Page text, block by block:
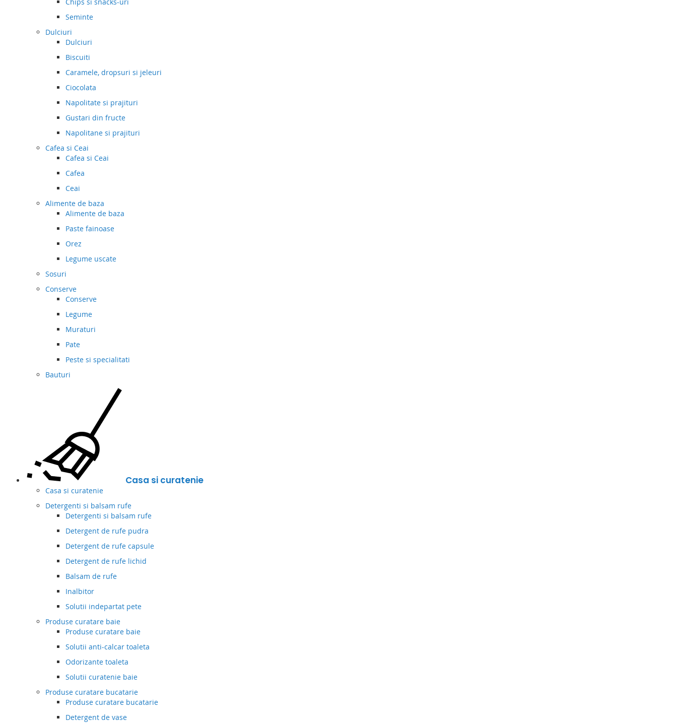
Chips si snacks-uri
Seminte
Dulciuri
Dulciuri
Biscuiti
Caramele, dropsuri si jeleuri
Ciocolata
Napolitate si prajituri
Gustari din fructe
Napolitane si prajituri
Cafea si Ceai
Cafea si Ceai
Cafea
Ceai
Alimente de baza
Alimente de baza
Paste fainoase
Orez
Legume uscate
Sosuri
Conserve
Conserve
Legume
Muraturi
Pate
Peste si specialitati
Bauturi
Casa si curatenie
Casa si curatenie
Detergenti si balsam rufe
Detergenti si balsam rufe
Detergent de rufe pudra
Detergent de rufe capsule
Detergent de rufe lichid
Balsam de rufe
Inalbitor
Solutii indepartat pete
Produse curatare baie
Produse curatare baie
Solutii anti-calcar toaleta
Odorizante toaleta
Solutii curatenie baie
Produse curatare bucatarie
Produse curatare bucatarie
Detergent de vase